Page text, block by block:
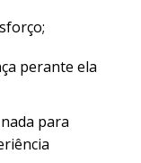
perante ela
para